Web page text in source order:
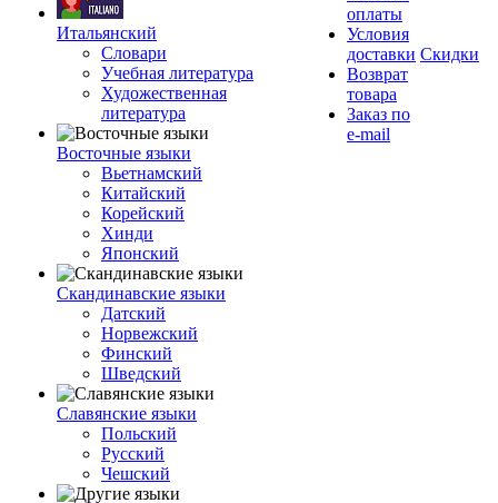
Итальянский
Словари
Учебная литература
Художественная
литература
Восточные языки
Вьетнамский
Китайский
Корейский
Хинди
Японский
Скандинавские языки
Датский
Норвежский
Финский
Шведский
Славянские языки
Польский
Русский
Чешский
оплаты
Условия
доставки
Возврат
товара
Заказ по
e-mail
Скидки